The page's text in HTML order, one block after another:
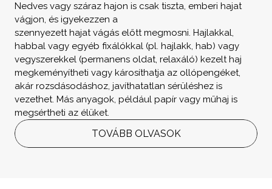
Nedves vagy száraz hajon is csak tiszta, emberi hajat
vágjon, és igyekezzen a
szennyezett hajat vágás előtt megmosni. Hajlakkal,
habbal vagy egyéb fixálókkal (pl. hajlakk, hab) vagy
vegyszerekkel (permanens oldat, relaxáló) kezelt haj
megkeményítheti vagy károsíthatja az ollópengéket,
akár rozsdásodáshoz, javíthatatlan sérüléshez is
vezethet. Más anyagok, például papír vagy műhaj is
megsértheti az élüket.
TOVÁBB OLVASOK